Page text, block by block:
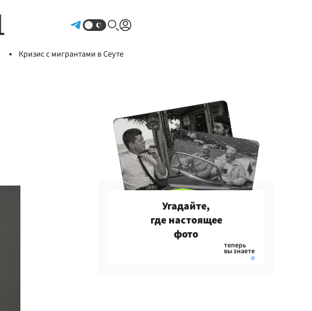
Кризис с мигрантами в Сеуте
Угадайте,
где настоящее
фото